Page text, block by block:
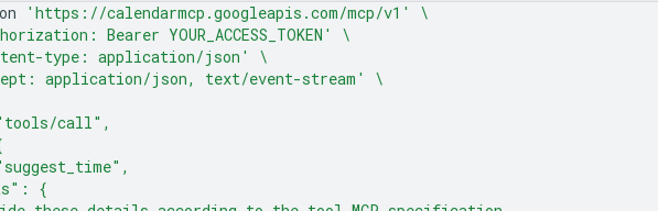
'https://calendarmcp.googleapis.com/mcp/v1'
\
Bearer YOUR_ACCESS_TOKEN'
\
type: application/json'
\
application/json, text/event-stream'
\
call",
{